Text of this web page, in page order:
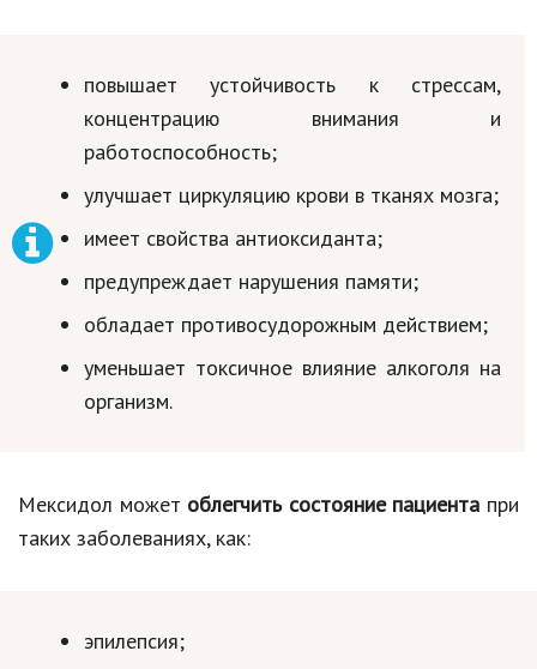
повышает устойчивость к стрессам,
концентрацию внимания и
работоспособность;
улучшает циркуляцию крови в тканях мозга;
имеет свойства антиоксиданта;
предупреждает нарушения памяти;
обладает противосудорожным действием;
уменьшает токсичное влияние алкоголя на
организм.
Мексидол может облегчить состояние пациента при
таких заболеваниях, как:
эпилепсия;